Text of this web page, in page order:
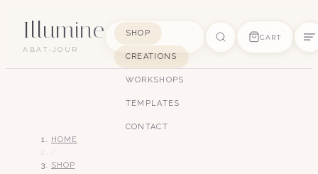
Illumine
ABAT-JOUR
SHOP
CREATIONS
WORKSHOPS
TEMPLATES
CONTACT
CART
HOME
SHOP